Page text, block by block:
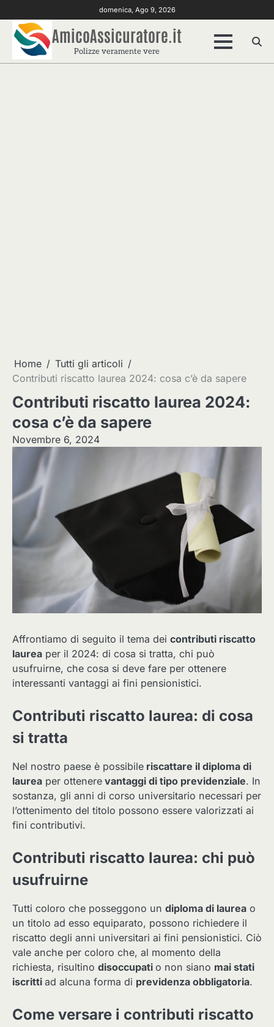
to
content
domenica, Ago 9, 2026
AmicoAssicuratore.it
Polizze veramente vere
Home
Tutti gli articoli
Contributi riscatto laurea 2024: cosa c’è da sapere
Contributi riscatto laurea 2024:
cosa c’è da sapere
Novembre 6, 2024
Affrontiamo di seguito il tema dei contributi riscatto
laurea per il 2024: di cosa si tratta, chi può
usufruirne, che cosa si deve fare per ottenere
interessanti vantaggi ai fini pensionistici.
Contributi riscatto laurea: di cosa
si tratta
Nel nostro paese è possibile riscattare il diploma di
laurea per ottenere vantaggi di tipo previdenziale. In
sostanza, gli anni di corso universitario necessari per
l’ottenimento del titolo possono essere valorizzati ai
fini contributivi.
Contributi riscatto laurea: chi può
usufruirne
Tutti coloro che posseggono un diploma di laurea o
un titolo ad esso equiparato, possono richiedere il
riscatto degli anni universitari ai fini pensionistici. Ciò
vale anche per coloro che, al momento della
richiesta, risultino disoccupati o non siano mai stati
iscritti ad alcuna forma di previdenza obbligatoria.
Come versare i contributi riscatto